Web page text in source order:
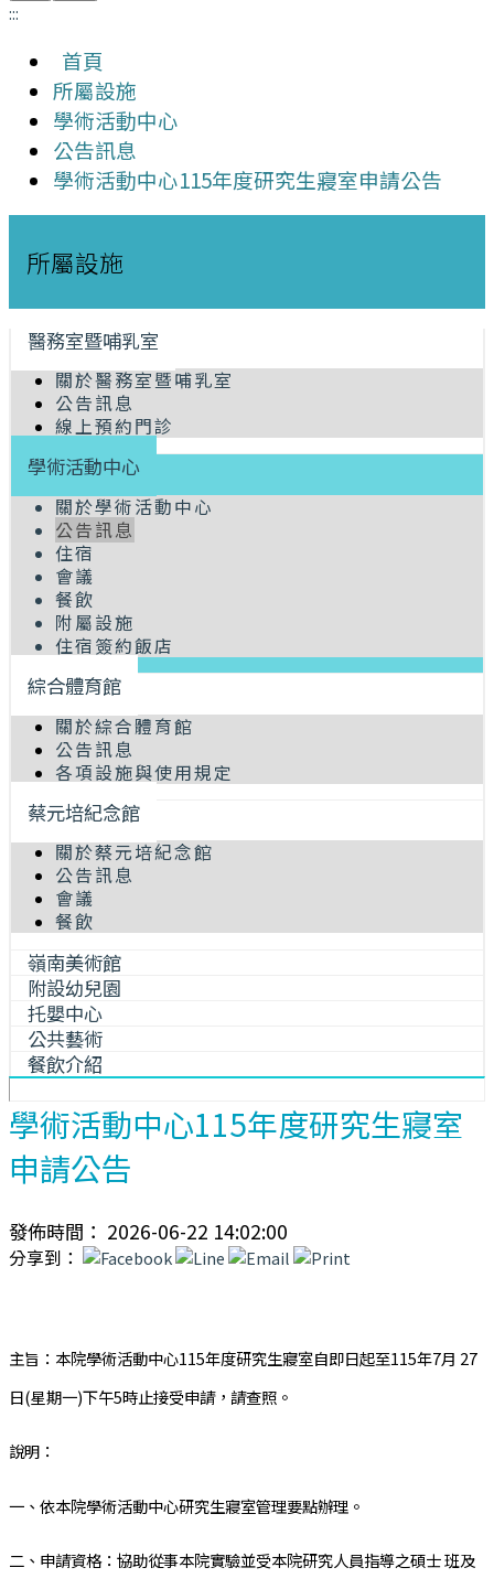
:::
首頁
所屬設施
學術活動中心
公告訊息
學術活動中心115年度研究生寢室申請公告
所屬設施
醫務室暨哺乳室
關於醫務室暨哺乳室
公告訊息
線上預約門診
學術活動中心
關於學術活動中心
公告訊息
住宿
會議
餐飲
附屬設施
住宿簽約飯店
綜合體育館
關於綜合體育館
公告訊息
各項設施與使用規定
蔡元培紀念館
關於蔡元培紀念館
公告訊息
會議
餐飲
嶺南美術館
附設幼兒園
托嬰中心
公共藝術
餐飲介紹
學術活動中心115年度研究生寢室
申請公告
發佈時間： 2026-06-22 14:02:00
分享到：
主旨：本院學術活動中心115年度研究生寢室自即日起至115年7月 27
日(星期一)下午5時止接受申請，請查照。
說明：
一、依本院學術活動中心研究生寢室管理要點辦理。
二、申請資格：協助從事本院實驗並受本院研究人員指導之碩士 班及